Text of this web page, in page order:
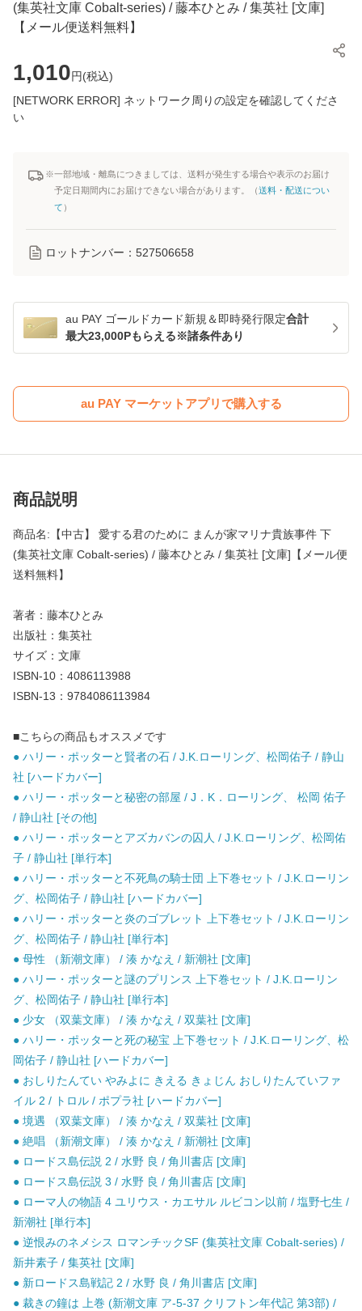
(集英社文庫 Cobalt-series) / 藤本ひとみ / 集英社 [文庫]
【メール便送料無料】
1,010円(税込)
[NETWORK ERROR] ネットワーク周りの設定を確認してくださ
い
※一部地域・離島につきましては、送料が発生する場合や表示のお届け
予定日期間内にお届けできない場合があります。（送料・配送につい
て ）
ロットナンバー： 527506658
au PAY ゴールドカード新規＆即時発行限定合計
最大23,000Pもらえる※諸条件あり
au PAY マーケットアプリで購入する
商品説明
商品名:【中古】 愛する君のために まんが家マリナ貴族事件 下
(集英社文庫 Cobalt-series) / 藤本ひとみ / 集英社 [文庫]【メール便
送料無料】
著者：藤本ひとみ
出版社：集英社
サイズ：文庫
ISBN-10：4086113988
ISBN-13：9784086113984
■こちらの商品もオススメです
● ハリー・ポッターと賢者の石 / J.K.ローリング、松岡佑子 / 静山
社 [ハードカバー]
● ハリー・ポッターと秘密の部屋 / J．K．ローリング、 松岡 佑子
/ 静山社 [その他]
● ハリー・ポッターとアズカバンの囚人 / J.K.ローリング、松岡佑
子 / 静山社 [単行本]
● ハリー・ポッターと不死鳥の騎士団 上下巻セット / J.K.ローリン
グ、松岡佑子 / 静山社 [ハードカバー]
● ハリー・ポッターと炎のゴブレット 上下巻セット / J.K.ローリン
グ、松岡佑子 / 静山社 [単行本]
● 母性 （新潮文庫） / 湊 かなえ / 新潮社 [文庫]
● ハリー・ポッターと謎のプリンス 上下巻セット / J.K.ローリン
グ、松岡佑子 / 静山社 [単行本]
● 少女 （双葉文庫） / 湊 かなえ / 双葉社 [文庫]
● ハリー・ポッターと死の秘宝 上下巻セット / J.K.ローリング、松
岡佑子 / 静山社 [ハードカバー]
● おしりたんてい やみよに きえる きょじん おしりたんていファ
イル 2 / トロル / ポプラ社 [ハードカバー]
● 境遇 （双葉文庫） / 湊 かなえ / 双葉社 [文庫]
● 絶唱 （新潮文庫） / 湊 かなえ / 新潮社 [文庫]
● ロードス島伝説 2 / 水野 良 / 角川書店 [文庫]
● ロードス島伝説 3 / 水野 良 / 角川書店 [文庫]
● ローマ人の物語 4 ユリウス・カエサル ルビコン以前 / 塩野七生 /
新潮社 [単行本]
● 逆恨みのネメシス ロマンチックSF (集英社文庫 Cobalt-series) /
新井素子 / 集英社 [文庫]
● 新ロードス島戦記 2 / 水野 良 / 角川書店 [文庫]
● 裁きの鐘は 上巻 (新潮文庫 ア-5-37 クリフトン年代記 第3部) /